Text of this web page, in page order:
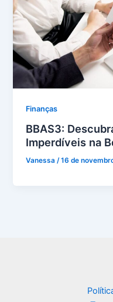
Finanças
BBAS3:
Imperdíveis na
Vanessa/16 de